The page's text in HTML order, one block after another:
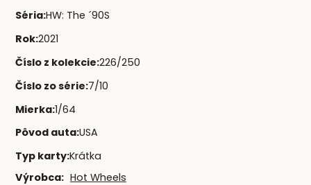
Séria:HW: The ´90S
Rok:2021
Číslo z kolekcie:226/250
Číslo zo série:7/10
Mierka:1/64
Pôvod auta:USA
Typ karty:Krátka
Výrobca: Hot Wheels